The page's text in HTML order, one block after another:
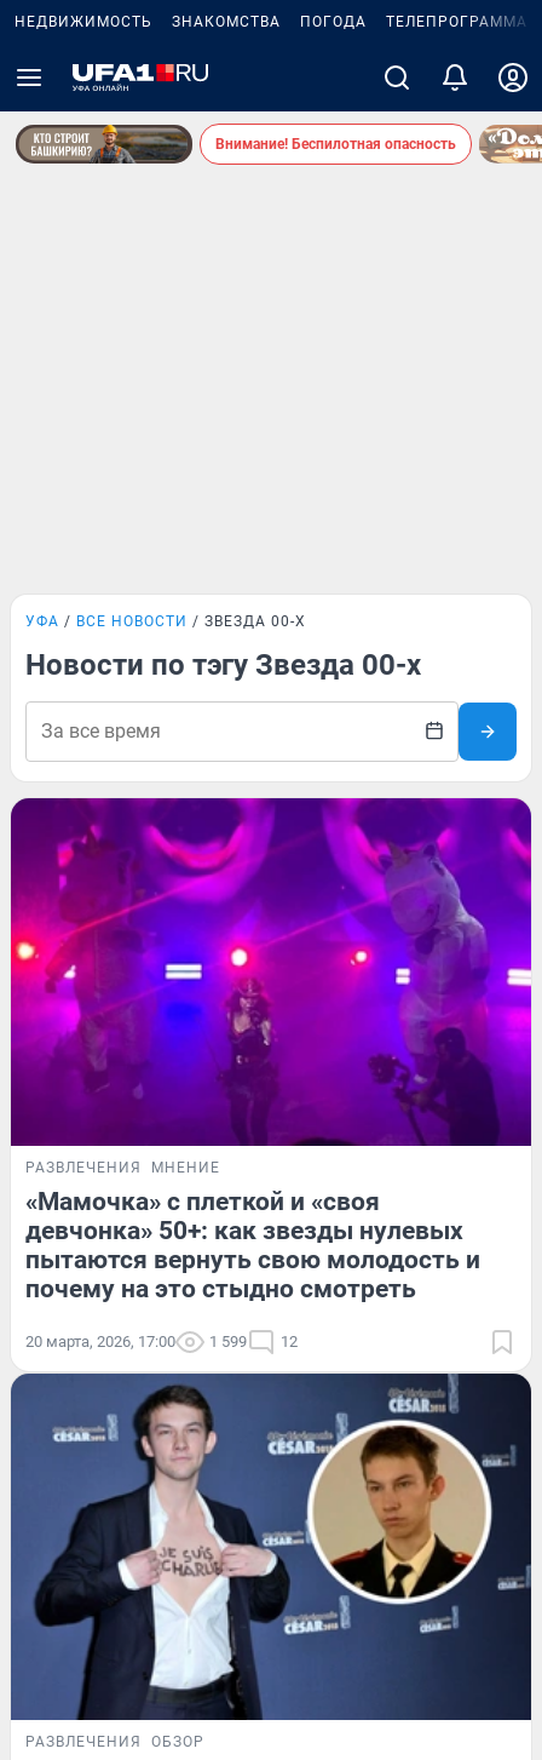
НЕДВИЖИМОСТЬ ЗНАКОМСТВА ПОГОДА ТЕЛЕПРОГРАММА
Внимание! Беспилотная опасность
УФА ВСЕ НОВОСТИ ЗВЕЗДА 00-Х
Новости по тэгу Звезда 00-х
РАЗВЛЕЧЕНИЯ МНЕНИЕ
«Мамочка» с плеткой и «своя
девчонка» 50+: как звезды нулевых
пытаются вернуть свою молодость и
почему на это стыдно смотреть
20 марта, 2026, 17:00 1 599 12
РАЗВЛЕЧЕНИЯ ОБЗОР